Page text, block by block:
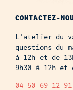
CONTACTEZ-
L'atelier du
questions du
à 12h et de
9h30 à 12h et
04 50 69 12 91